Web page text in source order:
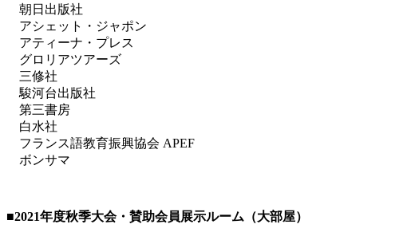
朝日出版社
アシェット・ジャポン
アティーナ・プレス
グロリアツアーズ
三修社
駿河台出版社
第三書房
白水社
フランス語教育振興協会 APEF
ボンサマ
■2021年度秋季大会・賛助会員展示ルーム（大部屋）